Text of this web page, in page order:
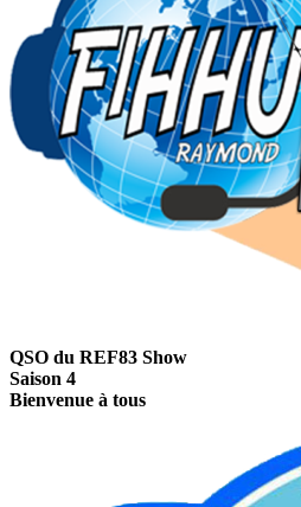
QSO du REF83 Show
Saison 4
Bienvenue à tous